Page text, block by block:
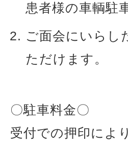
患者様の車輌駐
ご面会にいらし
ただけます。
〇駐車料金〇
受付での押印によ